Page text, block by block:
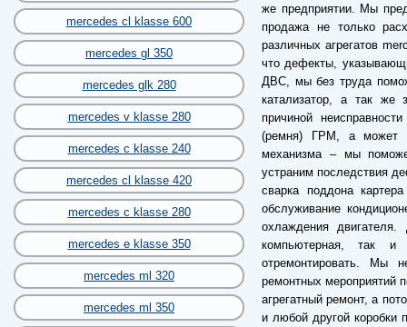
mercedes cl klasse 600
mercedes gl 350
mercedes glk 280
mercedes v klasse 280
mercedes c klasse 240
mercedes cl klasse 420
mercedes c klasse 280
mercedes e klasse 350
mercedes ml 320
mercedes ml 350
же предприятии. Мы
продажа не только
различных агрегатов
что дефекты,
ДВС, мы без труда
катализатор, а так же
причиной
(ремня) ГРМ, а может
механизма – мы
устраним последствия
сварка поддона
обслуживание
охлаждения
компьютерная, так и
отремонтировать. Мы
ремонтных мероприятий
агрегатный ремонт, а
и любой другой коробки